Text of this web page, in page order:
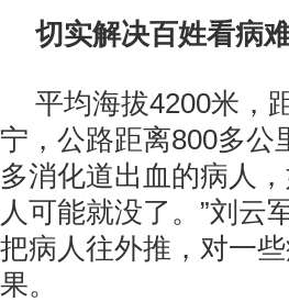
切实解决百姓看病
平均海拔4200米
宁，公路距离800多公
多消化道出血的病人
人可能就没了。”刘云
把病人往外推，对一
果。